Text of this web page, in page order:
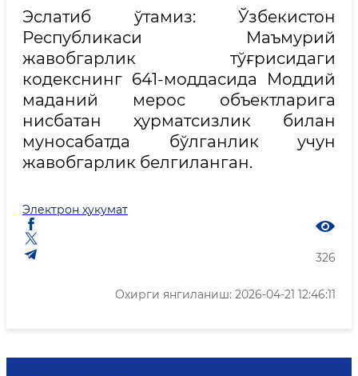
Эслатиб ўтамиз: Ўзбекистон
Республикаси Маъмурий
жавобгарлик тўғрисидаги
кодекснинг 641-моддасида Моддий
маданий мерос объектларига
нисбатан ҳурматсизлик билан
муносабатда бўлганлик учун
жавобгарлик белгиланган.
Электрон ҳукумат
326
Охирги янгиланиш: 2026-04-21 12:46:11